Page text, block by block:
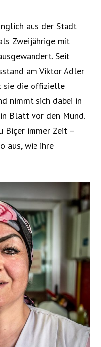
aus der Stadt
Zweijährige mit
Seit
am Viktor Adler
sie die offizielle
nimmt sich dabei in
Blatt vor den Mund.
Biçer immer Zeit –
aus, wie ihre